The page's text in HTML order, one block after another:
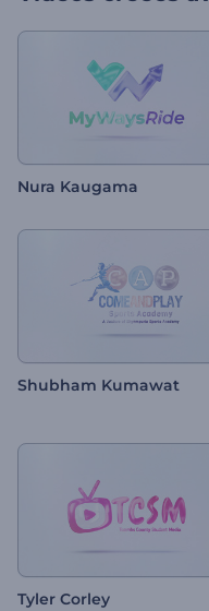
Nura Kaugama
Shubham Kumawat
Tyler Corley